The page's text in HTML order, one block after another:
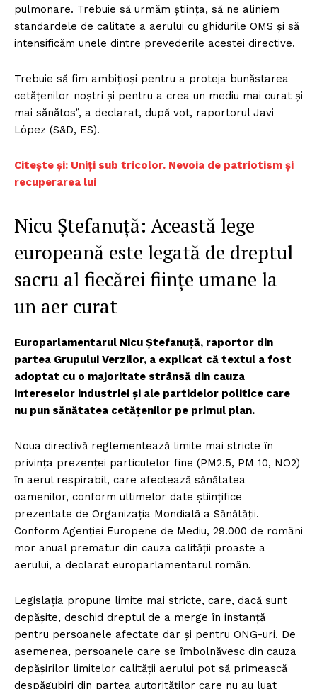
pulmonare. Trebuie să urmăm știința, să ne aliniem
standardele de calitate a aerului cu ghidurile OMS și să
intensificăm unele dintre prevederile acestei directive.
Trebuie să fim ambițioși pentru a proteja bunăstarea
cetățenilor noștri și pentru a crea un mediu mai curat și
mai sănătos”, a declarat, după vot, raportorul Javi
López (S&D, ES).
Citește și: Uniți sub tricolor. Nevoia de patriotism și
recuperarea lui
Nicu Ștefanuță: Această lege
europeană este legată de dreptul
sacru al fiecărei ființe umane la
un aer curat
Europarlamentarul Nicu Ștefanuță, raportor din
partea Grupului Verzilor, a explicat că textul a fost
adoptat cu o majoritate strânsă din cauza
intereselor industriei și ale partidelor politice care
nu pun sănătatea cetățenilor pe primul plan.
Noua directivă reglementează limite mai stricte în
privința prezenței particulelor fine (PM2.5, PM 10, NO2)
în aerul respirabil, care afectează sănătatea
oamenilor, conform ultimelor date științifice
prezentate de Organizația Mondială a Sănătății.
Conform Agenției Europene de Mediu, 29.000 de români
mor anual prematur din cauza calității proaste a
aerului, a declarat europarlamentarul român.
Legislația propune limite mai stricte, care, dacă sunt
depășite, deschid dreptul de a merge în instanță
pentru persoanele afectate dar și pentru ONG-uri. De
asemenea, persoanele care se îmbolnăvesc din cauza
depășirilor limitelor calității aerului pot să primească
despăgubiri din partea autorităților care nu au luat